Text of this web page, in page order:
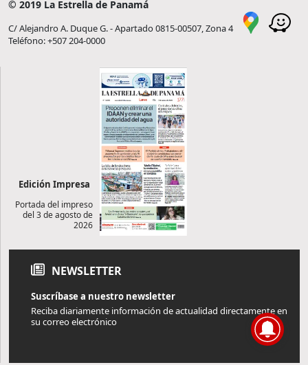
© 2019 La Estrella de Panamá
C/ Alejandro A. Duque G. - Apartado 0815-00507, Zona 4
Teléfono: +507 204-0000
Edición Impresa
Portada del impreso
del 3 de agosto de
2026
NEWSLETTER
Suscríbase a nuestro newsletter
Reciba diariamente información de actualidad directamente en
su correo electrónico